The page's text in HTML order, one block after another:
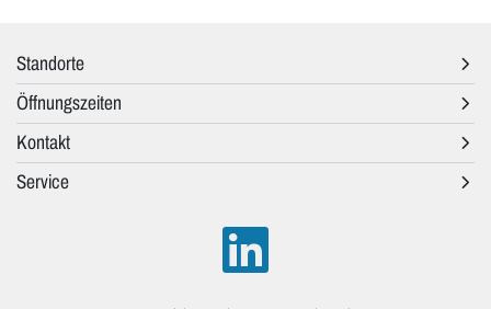
Standorte
Öffnungszeiten
Kontakt
Service